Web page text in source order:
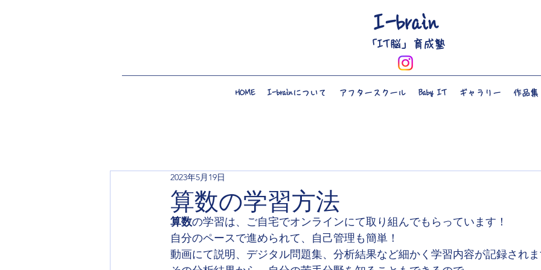
I-brain
​「IT脳」育成塾
HOME I-brainについて アフタースクール Baby IT ギャラリー 作品集
算数の学習方法
2023年5月19日
算数の学習は、ご自宅でオンラインにて取り組んでもらっています！
自分のペースで進められて、自己管理も簡単！
動画にて説明、デジタル問題集、分析結果など細かく学習内容が記録されま